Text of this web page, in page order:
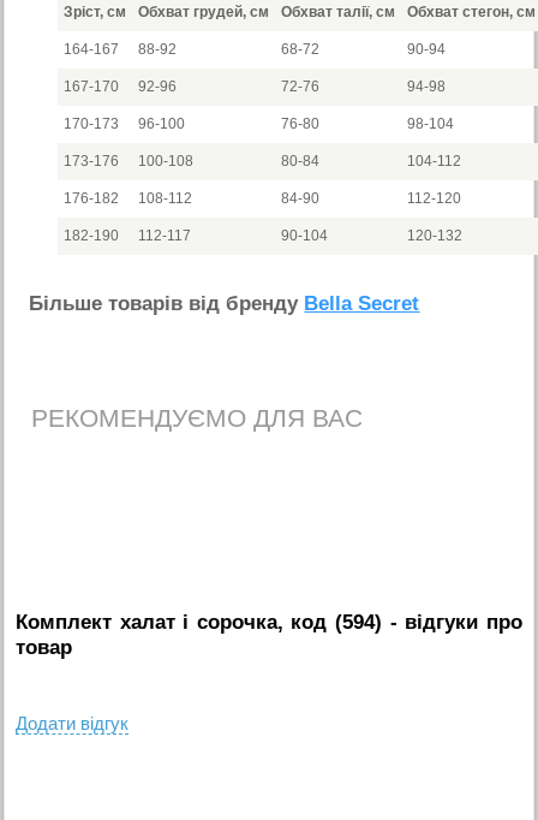
Зріст, см Обхват грудей, см Обхват талії, см Обхват стегон, см
164-167 88-92 68-72 90-94
167-170 92-96 72-76 94-98
170-173 96-100 76-80 98-104
173-176 100-108 80-84 104-112
176-182 108-112 84-90 112-120
182-190 112-117 90-104 120-132
Бiльше товарiв вiд бренду Bella Secret
РЕКОМЕНДУЄМО ДЛЯ ВАС
Комплект халат і сорочка, код (594) - вiдгуки про
товар
Додати вiдгук